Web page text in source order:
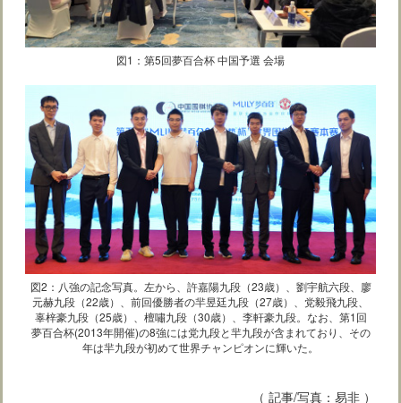
図1：第5回夢百合杯 中国予選 会場
図2：八強の記念写真。左から、許嘉陽九段（23歳）、劉宇航六段、廖
元赫九段（22歳）、前回優勝者の羋昱廷九段（27歳）、党毅飛九段、
辜梓豪九段（25歳）、檀嘯九段（30歳）、李軒豪九段。なお、第1回
夢百合杯(2013年開催)の8強には党九段と羋九段が含まれており、その
年は羋九段が初めて世界チャンピオンに輝いた。
（ 記事/写真：易非 ）